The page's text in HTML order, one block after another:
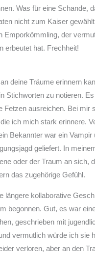
Was für eine Schande,
nicht zum Kaiser
Emporkömmling, der
erbeutet hat. Frechheit!
deine Träume erinnern
Stichworten zu notieren.
Fetzen ausreichen. Bei mir
ich mich stark erinnere.
Bekannter war ein Vampir
geliefert. In
oder der Traum an sich,
das zugehörige Gefühl.
längere kollaborative
begonnen. Gut, es war
geschrieben mit
vermutlich würde ich sie
verloren, aber an den